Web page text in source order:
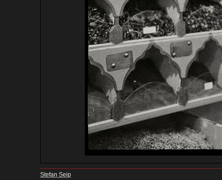
Stefan Seip